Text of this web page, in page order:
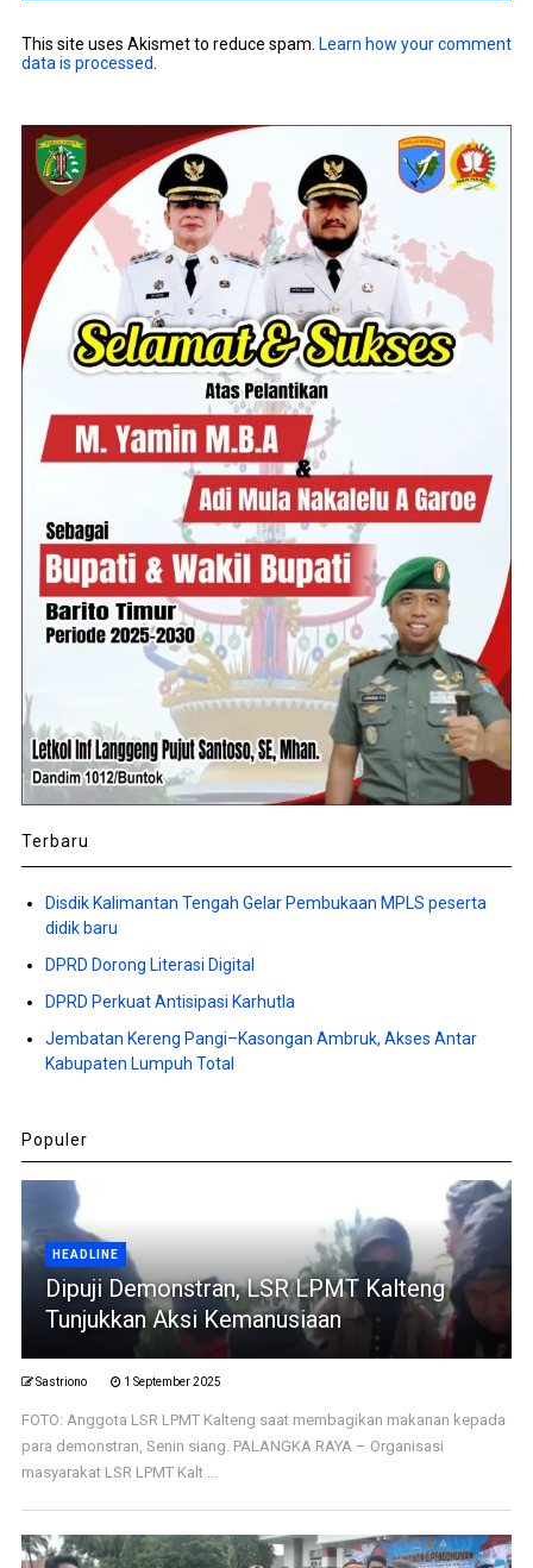
This site uses Akismet to reduce spam. Learn how your comment
data is processed
Terbaru
Disdik Kalimantan Tengah Gelar Pembukaan MPLS peserta
didik baru
DPRD Dorong Literasi Digital
DPRD Perkuat Antisipasi Karhutla
Jembatan Kereng Pangi–Kasongan Ambruk, Akses Antar
Kabupaten Lumpuh Total
Populer
HEADLINE
Dipuji Demonstran, LSR LPMT Kalteng
Tunjukkan Aksi Kemanusiaan
Sastriono 1 September 2025
FOTO: Anggota LSR LPMT Kalteng saat membagikan makanan kepada
para demonstran, Senin siang. PALANGKA RAYA – Organisasi
masyarakat LSR LPMT Kalt ...